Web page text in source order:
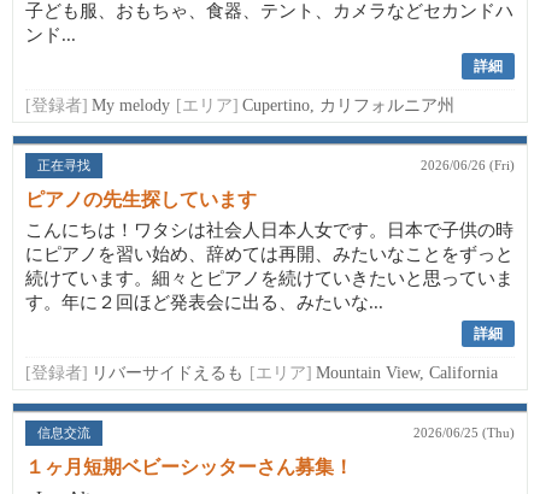
子ども服、おもちゃ、食器、テント、カメラなどセカンドハ
ンド...
詳細
[登録者] My melody [エリア] Cupertino, カリフォルニア州
正在寻找 2026/06/26 (Fri)
ピアノの先生探しています
こんにちは！ワタシは社会人日本人女です。日本で子供の時
にピアノを習い始め、辞めては再開、みたいなことをずっと
続けています。細々とピアノを続けていきたいと思っていま
す。年に２回ほど発表会に出る、みたいな...
詳細
[登録者] リバーサイドえるも [エリア] Mountain View, California
信息交流 2026/06/25 (Thu)
１ヶ月短期ベビーシッターさん募集！